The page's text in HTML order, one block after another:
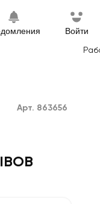
Войти
Арт. 863656